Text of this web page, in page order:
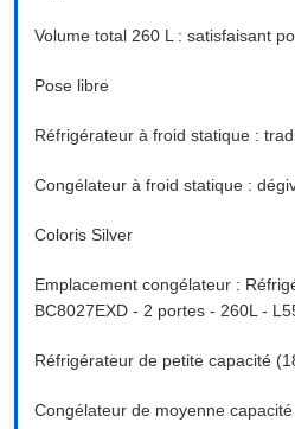
Volume total 260 L : satisfaisant
Pose libre
Réfrigérateur à froid statique :
Congélateur à froid statique :
Coloris Silver
Emplacement congélateur :
BC8027EXD - 2 portes - 260L -
Réfrigérateur de petite capacité
Congélateur de moyenne